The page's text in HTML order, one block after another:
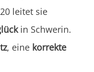
leitet sie
in Schwerin.
, eine korrekte